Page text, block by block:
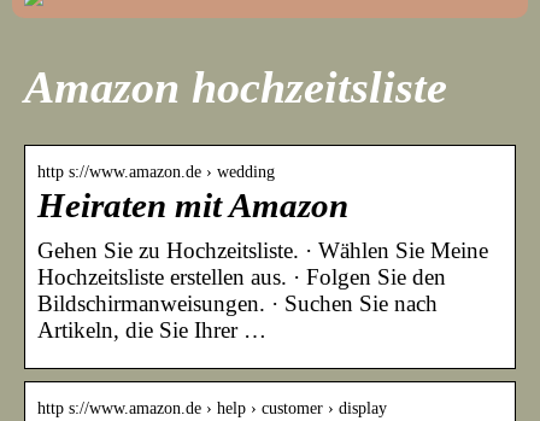
Amazon hochzeitsliste
http s://www.amazon.de › wedding
Heiraten mit Amazon
Gehen Sie zu Hochzeitsliste. · Wählen Sie Meine
Hochzeitsliste erstellen aus. · Folgen Sie den
Bildschirmanweisungen. · Suchen Sie nach
Artikeln, die Sie Ihrer …
http s://www.amazon.de › help › customer › display